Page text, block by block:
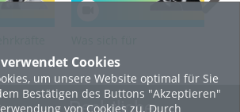
Cookies
um unsere Website optimal für Sie
Bestätigen des Buttons "Akzeptieren"
von Cookies zu. Durch
studentische
Beschäftigte ändern
muss